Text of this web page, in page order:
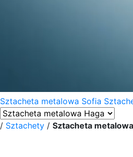
Sztacheta metalowa Sofia
/ Sztachety / Sztacheta